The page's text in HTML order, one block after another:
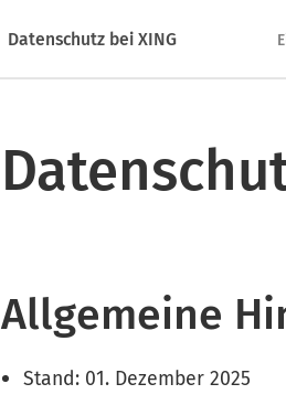
Datenschutz bei XING
Allgemeine
Stand: 01. Dezember 2025